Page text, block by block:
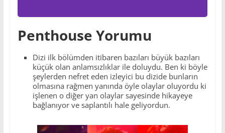
Penthouse Yorumu
Dizi ilk bölümden itibaren bazıları büyük bazıları
küçük olan anlamsızlıklar ile doluydu. Ben ki böyle
şeylerden nefret eden izleyici bu dizide bunların
olmasına rağmen yanında öyle olaylar oluyordu ki
işlenen o diğer yan olaylar sayesinde hikayeye
bağlanıyor ve saplantılı hale geliyordun.